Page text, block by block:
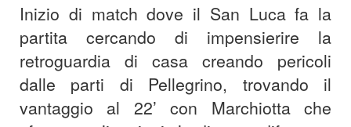
Inizio di match dove il San Luca fa la
partita cercando di impensierire la
retroguardia di casa creando pericoli
dalle parti di Pellegrino, trovando il
vantaggio al 22’ con Marchiotta che